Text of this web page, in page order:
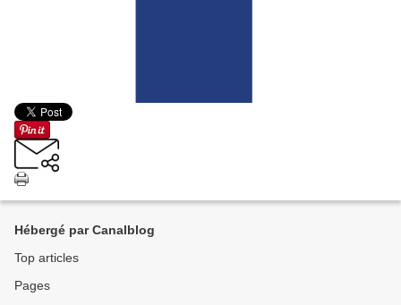
Hébergé par Canalblog
Top articles
Pages